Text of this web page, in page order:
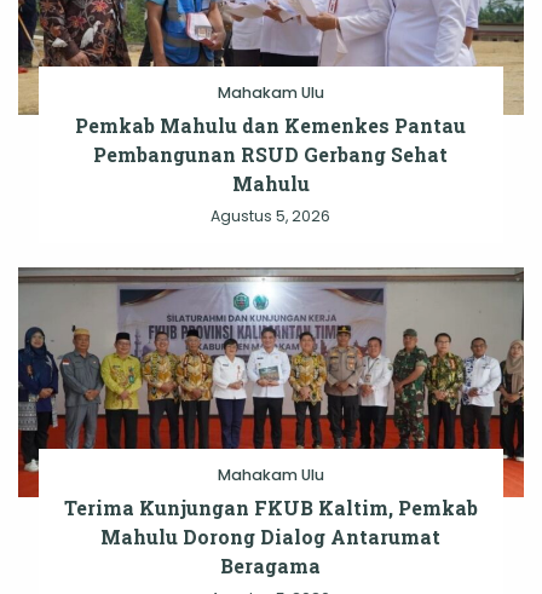
Mahakam Ulu
Pemkab Mahulu dan Kemenkes Pantau
Pembangunan RSUD Gerbang Sehat
Mahulu
Agustus 5, 2026
Mahakam Ulu
Terima Kunjungan FKUB Kaltim, Pemkab
Mahulu Dorong Dialog Antarumat
Beragama